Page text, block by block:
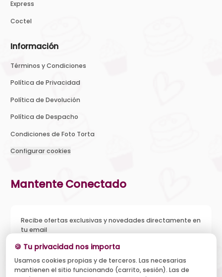
Express
Coctel
Información
Términos y Condiciones
Política de Privacidad
Política de Devolución
Política de Despacho
Condiciones de Foto Torta
Configurar cookies
Mantente Conectado
Recibe ofertas exclusivas y novedades directamente en
tu email
Acepto recibir novedades y ofertas, y el tratamiento de mi
🍪 Tu privacidad nos importa
Usamos cookies propias y de terceros. Las necesarias
mantienen el sitio funcionando (carrito, sesión). Las de